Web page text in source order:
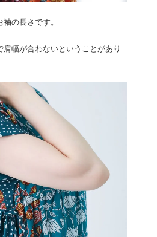
の長さです。
幅が合わないということがあり